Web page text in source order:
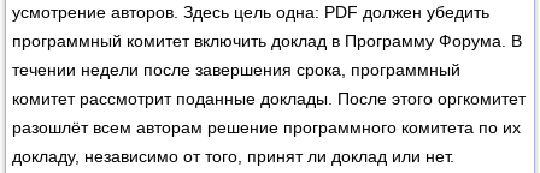
усмотрение авторов. Здесь цель одна: PDF должен убедить
программный комитет включить доклад в Программу Форума. В
течении недели после завершения срока, программный
комитет рассмотрит поданные доклады. После этого оргкомитет
разошлёт всем авторам решение программного комитета по их
докладу, независимо от того, принят ли доклад или нет.